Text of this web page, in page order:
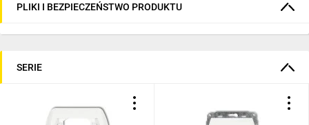
PLIKI I BEZPIECZEŃSTWO PRODUKTU
SERIE